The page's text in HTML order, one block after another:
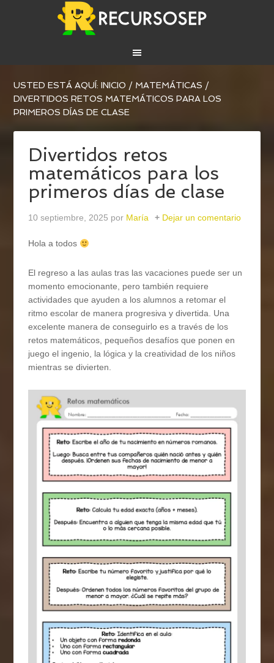
USTED ESTÁ AQUÍ:INICIO / MATEMÁTICAS /
DIVERTIDOS RETOS MATEMÁTICOS PARA LOS
PRIMEROS DÍAS DE CLASE
Divertidos retos
matemáticos para los
primeros días de clase
10 septiembre, 2025 por María Dejar un comentario
Hola a todos
El regreso a las aulas tras las vacaciones puede ser un
momento emocionante, pero también requiere
actividades que ayuden a los alumnos a retomar el
ritmo escolar de manera progresiva y divertida. Una
excelente manera de conseguirlo es a través de los
retos matemáticos, pequeños desafíos que ponen en
juego el ingenio, la lógica y la creatividad de los niños
mientras se divierten.